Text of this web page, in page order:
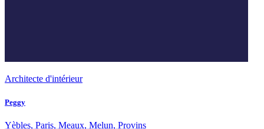
Architecte d'intérieur
Peggy
Yèbles, Paris, Meaux, Melun, Provins